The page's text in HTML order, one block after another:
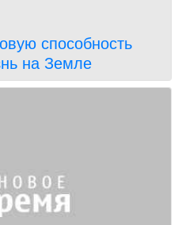
способность
на Земле